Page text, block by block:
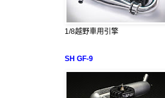
1/8越野車用引擎
SH GF-9